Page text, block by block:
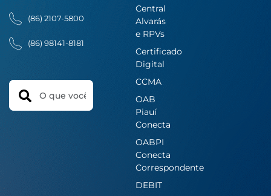
(86) 2107-5800
(86) 98141-8181
Search
Central
Alvarás
e RPVs
Certificado
Digital
CCMA
OAB
Piauí
Conecta
OABPI
Conecta
Correspondente
DEBIT